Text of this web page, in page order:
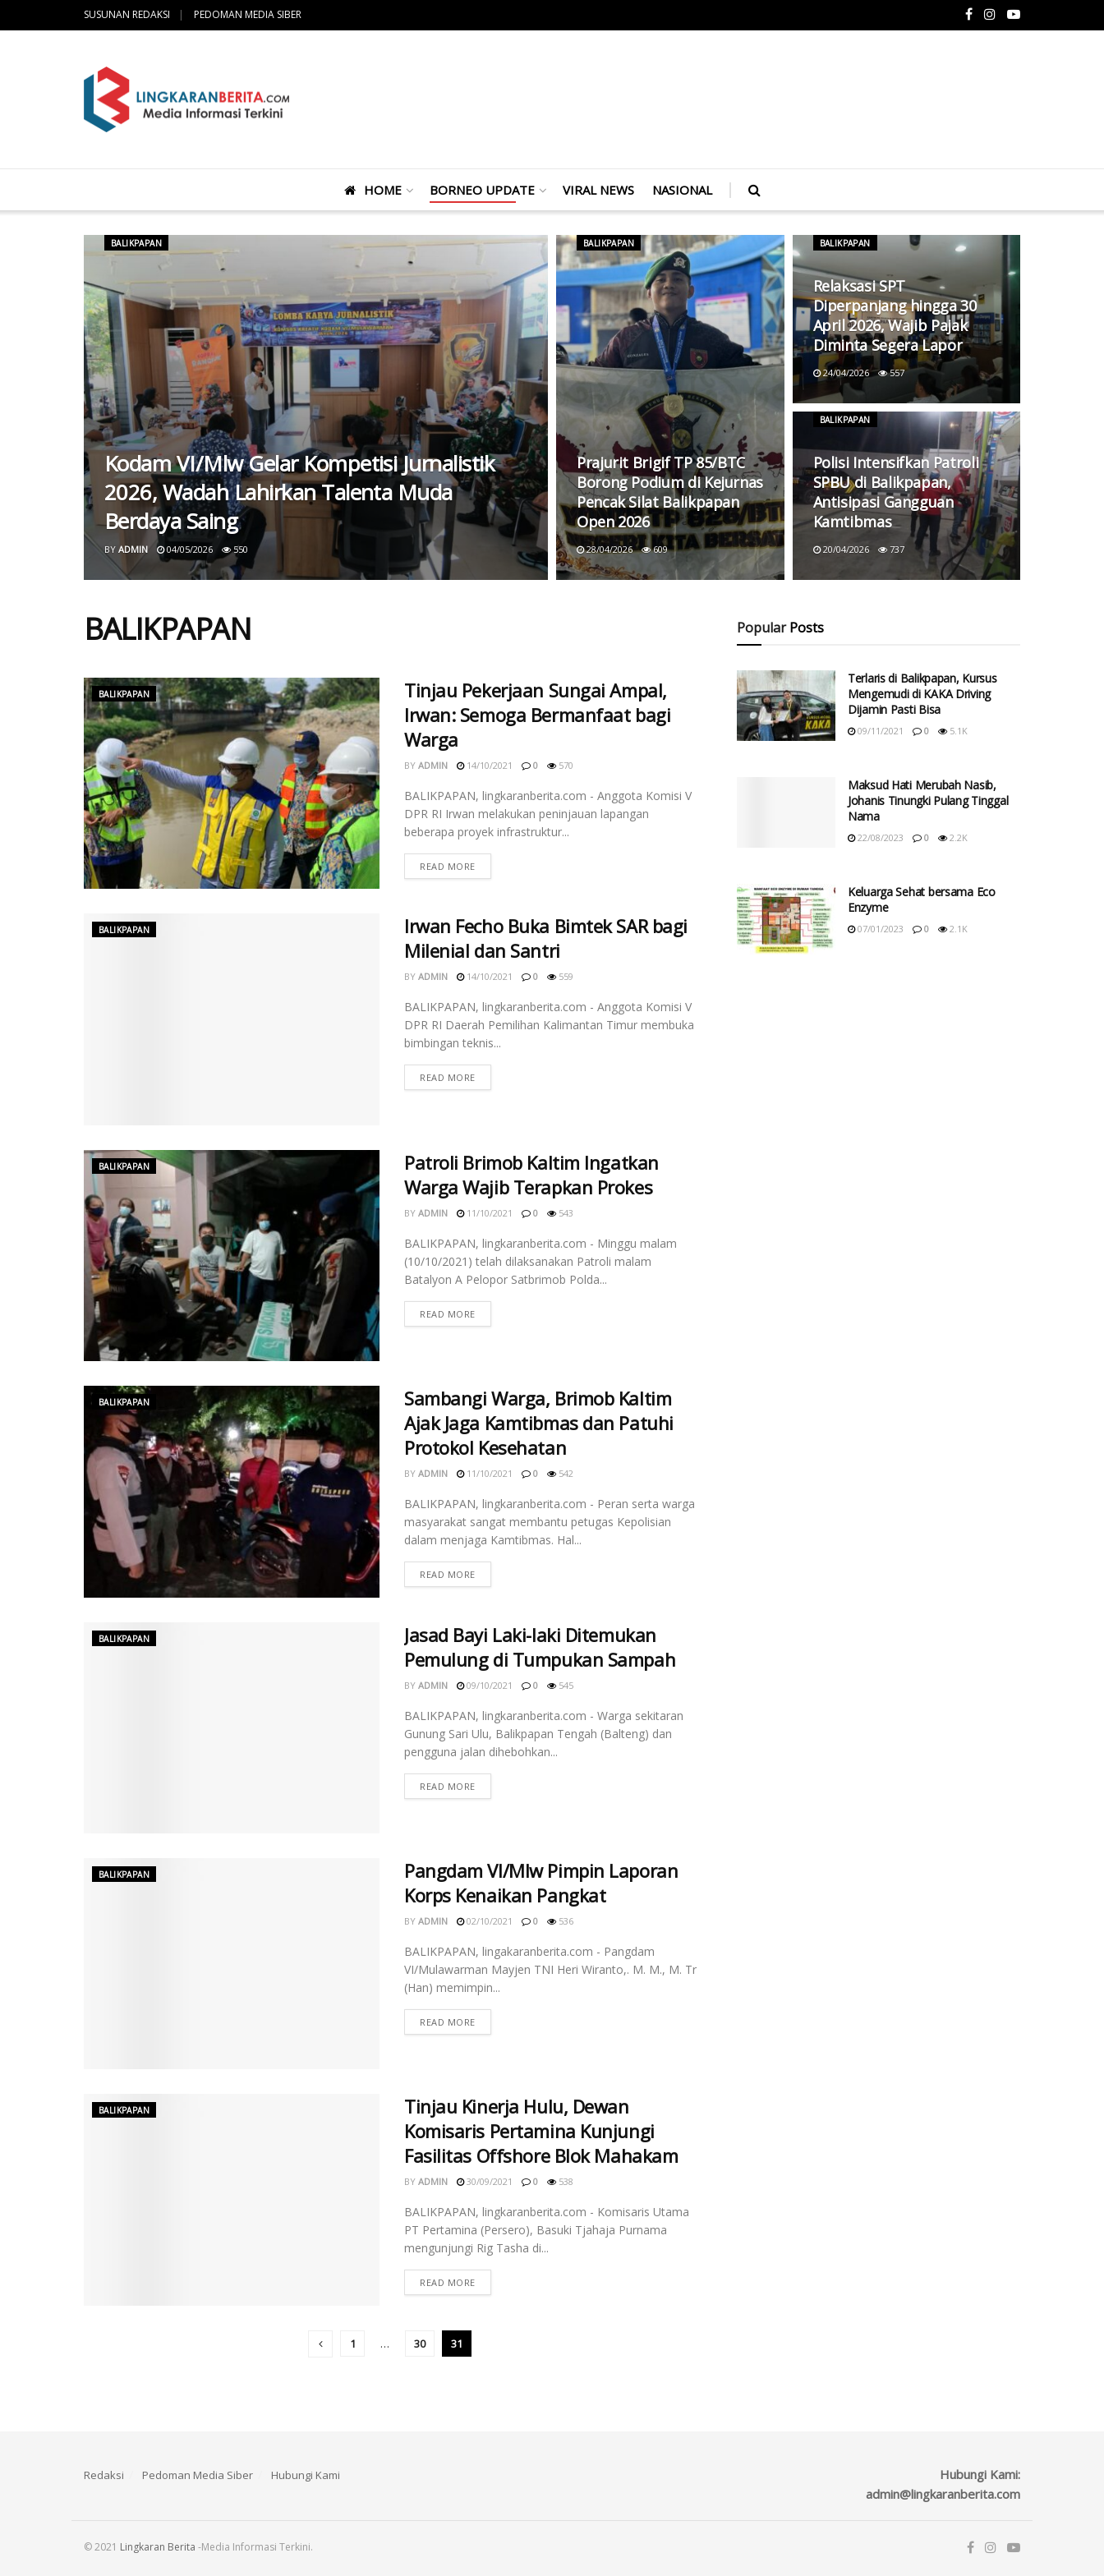
SUSUNAN REDAKSI PEDOMAN MEDIA SIBER
HOME BORNEO UPDATE VIRAL NEWS NASIONAL
BALIKPAPAN
Kodam VI/Mlw Gelar Kompetisi Jurnalistik
2026, Wadah Lahirkan Talenta Muda
Berdaya Saing
BY ADMIN 04/05/2026 550
BALIKPAPAN
Prajurit Brigif TP 85/BTC
Borong Podium di Kejurnas
Pencak Silat Balikpapan
Open 2026
28/04/2026 609
BALIKPAPAN
Relaksasi SPT
Diperpanjang hingga 30
April 2026, Wajib Pajak
Diminta Segera Lapor
24/04/2026 557
BALIKPAPAN
Polisi Intensifkan Patroli
SPBU di Balikpapan,
Antisipasi Gangguan
Kamtibmas
20/04/2026 737
BALIKPAPAN
BALIKPAPAN
Tinjau Pekerjaan Sungai Ampal,
Irwan: Semoga Bermanfaat bagi
Warga
BY ADMIN 14/10/2021 0 570
BALIKPAPAN, lingkaranberita.com - Anggota Komisi V
DPR RI Irwan melakukan peninjauan lapangan
beberapa proyek infrastruktur...
READ MORE
BALIKPAPAN
Irwan Fecho Buka Bimtek SAR bagi
Milenial dan Santri
BY ADMIN 14/10/2021 0 559
BALIKPAPAN, lingkaranberita.com - Anggota Komisi V
DPR RI Daerah Pemilihan Kalimantan Timur membuka
bimbingan teknis...
READ MORE
BALIKPAPAN
Patroli Brimob Kaltim Ingatkan
Warga Wajib Terapkan Prokes
BY ADMIN 11/10/2021 0 543
BALIKPAPAN, lingkaranberita.com - Minggu malam
(10/10/2021) telah dilaksanakan Patroli malam
Batalyon A Pelopor Satbrimob Polda...
READ MORE
BALIKPAPAN
Sambangi Warga, Brimob Kaltim
Ajak Jaga Kamtibmas dan Patuhi
Protokol Kesehatan
BY ADMIN 11/10/2021 0 542
BALIKPAPAN, lingkaranberita.com - Peran serta warga
masyarakat sangat membantu petugas Kepolisian
dalam menjaga Kamtibmas. Hal...
READ MORE
BALIKPAPAN
Jasad Bayi Laki-laki Ditemukan
Pemulung di Tumpukan Sampah
BY ADMIN 09/10/2021 0 545
BALIKPAPAN, lingkaranberita.com - Warga sekitaran
Gunung Sari Ulu, Balikpapan Tengah (Balteng) dan
pengguna jalan dihebohkan...
READ MORE
BALIKPAPAN
Pangdam VI/Mlw Pimpin Laporan
Korps Kenaikan Pangkat
BY ADMIN 02/10/2021 0 536
BALIKPAPAN, lingakaranberita.com - Pangdam
VI/Mulawarman Mayjen TNI Heri Wiranto,. M. M., M. Tr
(Han) memimpin...
READ MORE
BALIKPAPAN
Tinjau Kinerja Hulu, Dewan
Komisaris Pertamina Kunjungi
Fasilitas Offshore Blok Mahakam
BY ADMIN 30/09/2021 0 538
BALIKPAPAN, lingkaranberita.com - Komisaris Utama
PT Pertamina (Persero), Basuki Tjahaja Purnama
mengunjungi Rig Tasha di...
READ MORE
1 … 30 31
PopularPosts
Terlaris di Balikpapan, Kursus
Mengemudi di KAKA Driving
Dijamin Pasti Bisa
09/11/2021 0 5.1K
Maksud Hati Merubah Nasib,
Johanis Tinungki Pulang Tinggal
Nama
22/08/2023 0 2.2K
Keluarga Sehat bersama Eco
Enzyme
07/01/2023 0 2.1K
Redaksi Pedoman Media Siber Hubungi Kami
Hubungi Kami:
admin@lingkaranberita.com
© 2021 Lingkaran Berita -Media Informasi Terkini.